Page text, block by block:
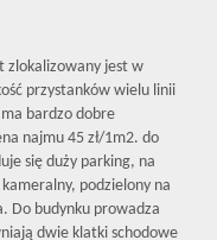
RODO
zlokalizowany jest w
przystanków wielu linii
bardzo dobre
najmu 45 zł/1m2. do
się duży parking, na
podzielony na
Do budynku prowadza
dwie klatki schodowe